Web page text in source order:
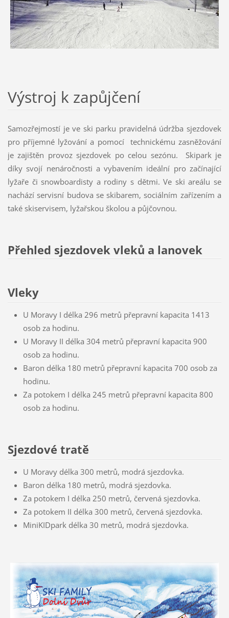
Výstroj k zapůjčení
Samozřejmostí je ve ski parku pravidelná údržba sjezdovek
pro příjemné lyžování a pomocí technickému zasněžování
je zajištěn provoz sjezdovek po celou sezónu. Skipark je
díky svojí nenáročnosti a vybavením ideální pro začínající
lyžaře či snowboardisty a rodiny s dětmi. Ve ski areálu se
nachází servisní budova se skibarem, sociálním zařízením a
také skiservisem, lyžařskou školou a půjčovnou.
Přehled sjezdovek vleků a lanovek
Vleky
U Moravy I délka 296 metrů přepravní kapacita 1413
osob za hodinu.
U Moravy II délka 304 metrů přepravní kapacita 900
osob za hodinu.
Baron délka 180 metrů přepravní kapacita 700 osob za
hodinu.
Za potokem I délka 245 metrů přepravní kapacita 800
osob za hodinu.
Sjezdové tratě
U Moravy délka 300 metrů, modrá sjezdovka.
Baron délka 180 metrů, modrá sjezdovka.
Za potokem I délka 250 metrů, červená sjezdovka.
Za potokem II délka 300 metrů, červená sjezdovka.
MiniKIDpark délka 30 metrů, modrá sjezdovka.